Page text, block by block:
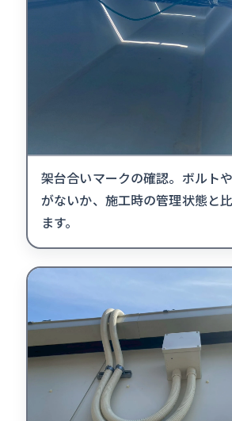
架台合いマークの確認。ボルト
がないか、施工時の管理状態と
ます。